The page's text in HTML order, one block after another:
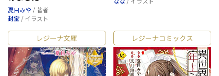
夏目みや / 著者
封宝 / イラスト
レジーナ文庫 レジーナコミックス